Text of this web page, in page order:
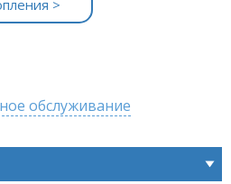
>
обслуживание